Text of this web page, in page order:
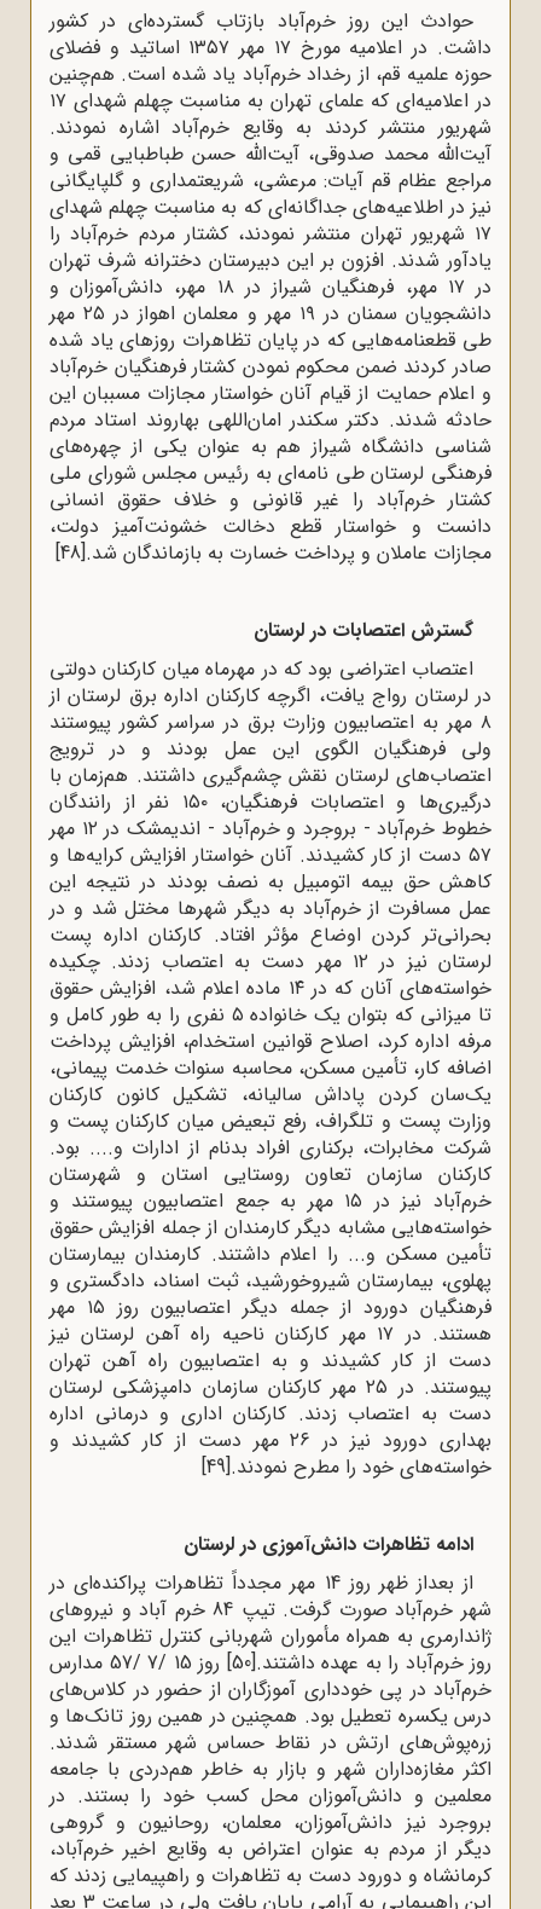
حوادث این روز خرم‌آباد بازتاب گسترده‌ای در کشور
داشت. در اعلامیه مورخ ۱۷ مهر ۱۳۵۷ اساتید و فضلای
حوزه علمیه قم، از رخداد خرم‌آباد یاد شده است. هم‌چنین
در اعلامیه‌ای که علمای تهران به مناسبت چهلم شهدای ۱۷
شهریور منتشر کردند به وقایع خرم‌آباد اشاره نمودند.
آیت‌الله محمد صدوقی، آیت‌الله حسن طباطبایی قمی و
مراجع عظام قم آیات: مرعشی، شریعتمداری و گلپایگانی
نیز در اطلاعیه‌های جداگانه‌ای که به مناسبت چهلم شهدای
۱۷ شهریور تهران منتشر نمودند، کشتار مردم خرم‌آباد را
یادآور شدند. افزون بر این دبیرستان دخترانه شرف تهران
در ۱۷ مهر، فرهنگیان شیراز در ۱۸ مهر، دانش‌آموزان و
دانشجویان سمنان در ۱۹ مهر و معلمان اهواز در ۲۵ مهر
طی قطعنامه‌هایی که در پایان تظاهرات روزهای یاد شده
صادر کردند ضمن محکوم نمودن کشتار فرهنگیان خرم‌آباد
و اعلام حمایت از قیام آنان خواستار مجازات مسببان این
حادثه شدند. دکتر سکندر امان‌اللهی بهاروند استاد مردم
شناسی دانشگاه شیراز هم به عنوان یکی از چهره‌های
فرهنگی لرستان طی نامه‌ای به رئیس مجلس شورای ملی
کشتار خرم‌آباد را غیر قانونی و خلاف حقوق انسانی
دانست و خواستار قطع دخالت خشونت‌آمیز دولت،
مجازات عاملان و پرداخت خسارت به بازماندگان شد.[48]
گسترش اعتصابات در لرستان
اعتصاب اعتراضی بود که در مهرماه میان کارکنان دولتی
در لرستان رواج یافت، اگرچه کارکنان اداره برق لرستان از
۸ مهر به اعتصابیون وزارت برق در سراسر کشور پیوستند
ولی فرهنگیان الگوی این عمل بودند و در ترویج
اعتصاب‌های لرستان نقش چشم‌گیری داشتند. هم‌زمان با
درگیری‌ها و اعتصابات فرهنگیان، ۱۵۰ نفر از رانندگان
خطوط خرم‌آباد - بروجرد و خرم‌آباد - اندیمشک در ۱۲ مهر
۵۷ دست از کار کشیدند. آنان خواستار افزایش کرایه‌ها و
کاهش حق بیمه اتومبیل به نصف بودند در نتیجه این
عمل مسافرت از خرم‌آباد به دیگر شهرها مختل شد و در
بحرانی‌تر کردن اوضاع مؤثر افتاد. کارکنان اداره پست
لرستان نیز در ۱۲ مهر دست به اعتصاب زدند. چکیده
خواسته‌های آنان که در ۱۴ ماده اعلام شد، افزایش حقوق
تا میزانی که بتوان یک خانواده ۵ نفری را به طور کامل و
مرفه اداره کرد، اصلاح قوانین استخدام، افزایش پرداخت
اضافه کار، تأمین مسکن، محاسبه سنوات خدمت پیمانی،
یک‌سان کردن پاداش سالیانه، تشکیل کانون کارکنان
وزارت پست و تلگراف، رفع تبعیض میان کارکنان پست و
شرکت مخابرات، برکناری افراد بدنام از ادارات و.... بود.
کارکنان سازمان تعاون روستایی استان و شهرستان
خرم‌آباد نیز در ۱۵ مهر به جمع اعتصابیون پیوستند و
خواسته‌هایی مشابه دیگر کارمندان از جمله افزایش حقوق
تأمین مسکن و... را اعلام داشتند. کارمندان بیمارستان
پهلوی، بیمارستان شیروخورشید، ثبت اسناد، دادگستری و
فرهنگیان دورود از جمله دیگر اعتصابیون روز ۱۵ مهر
هستند. در ۱۷ مهر کارکنان ناحیه راه آهن لرستان نیز
دست از کار کشیدند و به اعتصابیون راه آهن تهران
پیوستند. در ۲۵ مهر کارکنان سازمان دامپزشکی لرستان
دست به اعتصاب زدند. کارکنان اداری و درمانی اداره
بهداری دورود نیز در ۲۶ مهر دست از کار کشیدند و
خواسته‌های خود را مطرح نمودند.[49]
ادامه تظاهرات دانش‌آموزی در لرستان
از بعداز ظهر روز 14 مهر مجدداً تظاهرات پراکنده‌ای در
شهر خرم‌آباد صورت گرفت. تیپ 84 خرم آباد و نیروهای
ژاندارمری به همراه مأموران شهربانی کنترل تظاهرات این
روز خرم‌آباد را به عهده داشتند.[50]
روز 15 /7 /57 مدارس
خرم‌آباد در پی خودداری آموزگاران از حضور در کلاس‌های
درس یکسره تعطیل بود. همچنین در همین روز تانک‌ها و
زره‌پوش‌های ارتش در نقاط حساس شهر مستقر شدند.
اکثر مغازه‌داران شهر و بازار به خاطر هم‌دردی با جامعه
معلمین و دانش‌آموزان محل کسب خود را بستند. در
بروجرد نیز دانش‌آموزان، معلمان، روحانیون و گروهی
دیگر از مردم به عنوان اعتراض به وقایع اخیر خرم‌آباد،
کرمانشاه و دورود دست به تظاهرات و راهپیمایی زدند که
این راهپیمایی به آرامی پایان یافت ولی در ساعت 3 بعد